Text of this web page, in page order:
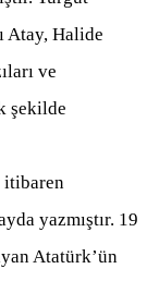
Atay, Halide
ve
şekilde
itibaren
yazmıştır. 19
Atatürk’ün